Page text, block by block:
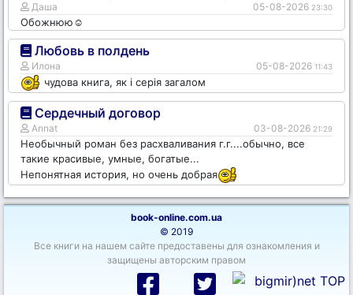
Даша 05-08-2026 23:30
Обожнюю☺️
Любовь в полдень
Илона 05-08-2026 11:43
чудова книга, як і серія загалом
Сердечный договор
Annat 03-08-2026 21:29
Необычный роман без расхваливания г.г....обычно, все
такие красивые, умные, богатые...
Непонятная история, но очень добрая
book-online.com.ua
© 2019
Все книги на нашем сайте предоставены для ознакомления и
защищены авторским правом